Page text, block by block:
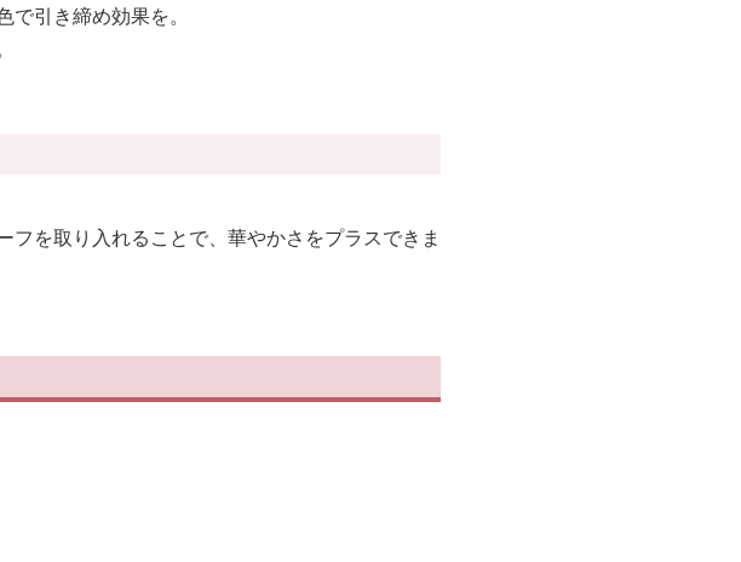
引き締め効果を。
を取り入れることで、華やかさをプラスできま